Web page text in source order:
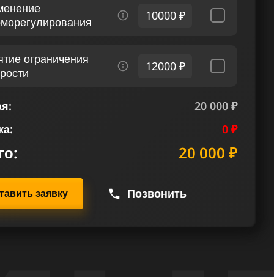
10000 ₽
ограничения
12000 ₽
20 000 ₽
0 ₽
20 000 ₽
заявку Позвонить